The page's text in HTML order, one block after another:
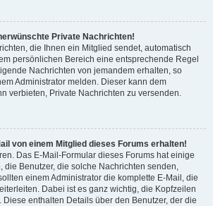
Private Nachrichten!
die Ihnen ein Mitglied sendet, automatisch
persönlichen Bereich eine entsprechende Regel
Nachrichten von jemandem erhalten, so
Administrator melden. Dieser kann dem
verbieten, Private Nachrichten zu versenden.
von einem Mitglied dieses Forums erhalten!
Das E-Mail-Formular dieses Forums hat einige
die Benutzer, die solche Nachrichten senden,
einem Administrator die komplette E-Mail, die
Dabei ist es ganz wichtig, die Kopfzeilen
enthalten Details über den Benutzer, der die